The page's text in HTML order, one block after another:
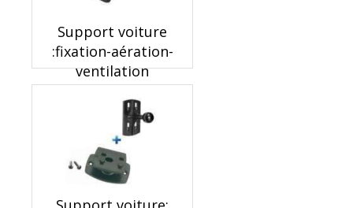
Support voiture
:fixation-aération-
ventilation